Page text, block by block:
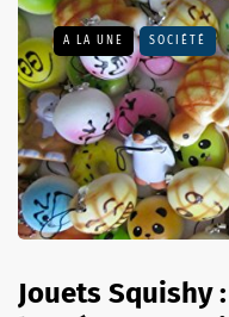
A LA UNE SOCIÉTÉ
Jouets Squishy